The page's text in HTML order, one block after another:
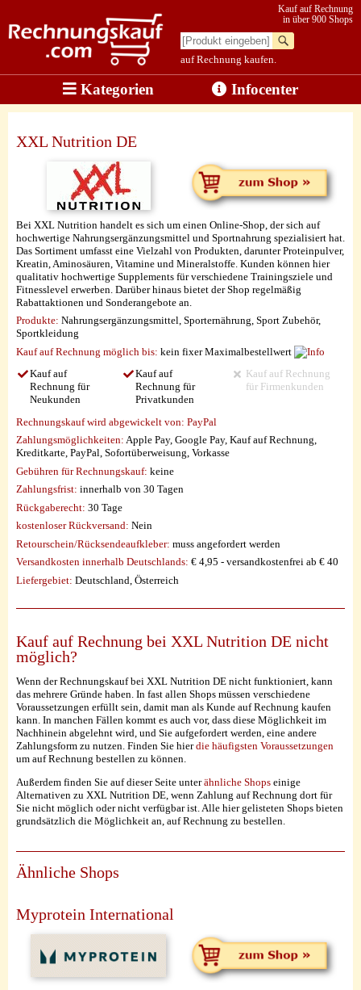
auf Rechnung kaufen.
Kauf auf Rechnung
in über 900 Shops
Kategorien Infocenter
XXL Nutrition DE
Bei XXL Nutrition handelt es sich um einen Online-Shop, der sich auf
hochwertige Nahrungsergänzungsmittel und Sportnahrung spezialisiert hat.
Das Sortiment umfasst eine Vielzahl von Produkten, darunter Proteinpulver,
Kreatin, Aminosäuren, Vitamine und Mineralstoffe. Kunden können hier
qualitativ hochwertige Supplements für verschiedene Trainingsziele und
Fitnesslevel erwerben. Darüber hinaus bietet der Shop regelmäßig
Rabattaktionen und Sonderangebote an.
Produkte: Nahrungsergänzungsmittel, Sporternährung, Sport Zubehör,
Sportkleidung
Kauf auf Rechnung möglich bis: kein fixer Maximalbestellwert
Kauf auf
Rechnung für
Neukunden
Kauf auf
Rechnung für
Privatkunden
Kauf auf Rechnung
für Firmenkunden
Rechnungskauf wird abgewickelt von: PayPal
Zahlungsmöglichkeiten: Apple Pay, Google Pay, Kauf auf Rechnung,
Kreditkarte, PayPal, Sofortüberweisung, Vorkasse
Gebühren für Rechnungskauf: keine
Zahlungsfrist: innerhalb von 30 Tagen
Rückgaberecht: 30 Tage
kostenloser Rückversand: Nein
Retourschein/Rücksendeaufkleber: muss angefordert werden
Versandkosten innerhalb Deutschlands: € 4,95 - versandkostenfrei ab € 40
Liefergebiet: Deutschland, Österreich
Kauf auf Rechnung bei XXL Nutrition DE nicht
möglich?
Wenn der Rechnungskauf bei XXL Nutrition DE nicht funktioniert, kann
das mehrere Gründe haben. In fast allen Shops müssen verschiedene
Voraussetzungen erfüllt sein, damit man als Kunde auf Rechnung kaufen
kann. In manchen Fällen kommt es auch vor, dass diese Möglichkeit im
Nachhinein abgelehnt wird, und Sie aufgefordert werden, eine andere
Zahlungsform zu nutzen. Finden Sie hierdie häufigsten Voraussetzungen
um auf Rechnung bestellen zu können.
Außerdem finden Sie auf dieser Seite unterähnliche Shops einige
Alternativen zu XXL Nutrition DE, wenn Zahlung auf Rechnung dort für
Sie nicht möglich oder nicht verfügbar ist. Alle hier gelisteten Shops bieten
grundsätzlich die Möglichkeit an, auf Rechnung zu bestellen.
Ähnliche Shops
Myprotein International